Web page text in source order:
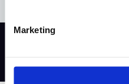
Marketing